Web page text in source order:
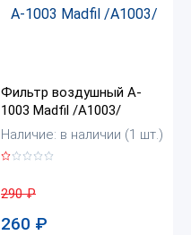
Фильтр воздушный A-
1003 Madfil /A1003/
Наличие: в наличии (1 шт.)
290₽
260 ₽